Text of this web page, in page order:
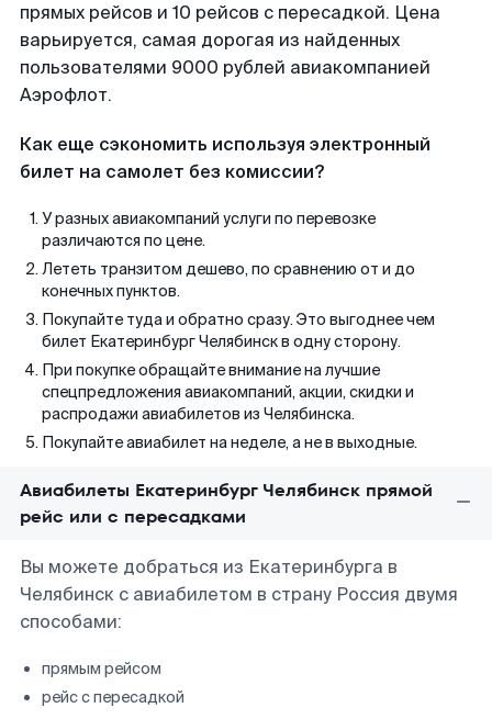
прямых рейсов и 10 рейсов с пересадкой. Цена
варьируется, самая дорогая из найденных
пользователями 9000 рублей авиакомпанией
Аэрофлот.
Как еще сэкономить используя электронный
билет на самолет без комиссии?
У разных авиакомпаний услуги по перевозке
различаются по цене.
Лететь транзитом дешево, по сравнению от и до
конечных пунктов.
Покупайте туда и обратно сразу. Это выгоднее чем
билет Екатеринбург Челябинск в одну сторону.
При покупке обращайте внимание на лучшие
спецпредложения авиакомпаний, акции, скидки и
распродажи авиабилетов из Челябинска.
Покупайте авиабилет на неделе, а не в выходные.
Авиабилеты Екатеринбург Челябинск прямой
рейс или с пересадками
Вы можете добраться из Екатеринбурга в
Челябинск с авиабилетом в страну Россия двумя
способами:
прямым рейсом
рейс с пересадкой